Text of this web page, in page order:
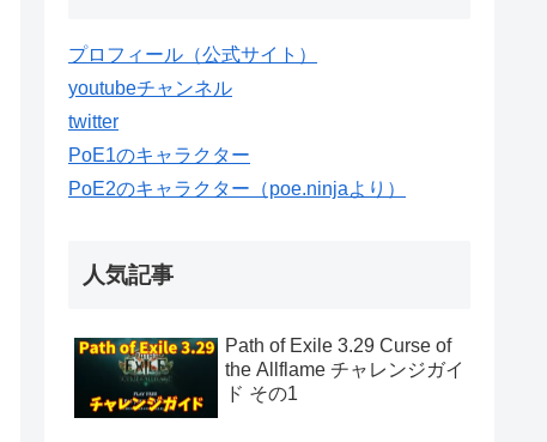
プロフィール（公式サイト）
youtubeチャンネル
twitter
PoE1のキャラクター
PoE2のキャラクター（poe.ninjaより）
人気記事
Path of Exile 3.29 Curse of
the Allflame チャレンジガイ
ド その1